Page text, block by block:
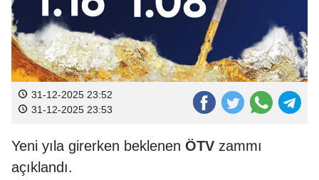
31-12-2025 23:52
31-12-2025 23:53
Yeni yıla girerken beklenen ÖTV zammı
açıklandı.